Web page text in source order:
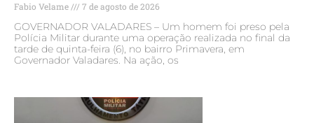
Fabio Velame 7 de agosto de 2026
GOVERNADOR VALADARES – Um homem foi preso pela
Polícia Militar durante uma operação realizada no final da
tarde de quinta-feira (6), no bairro Primavera, em
Governador Valadares. Na ação, os